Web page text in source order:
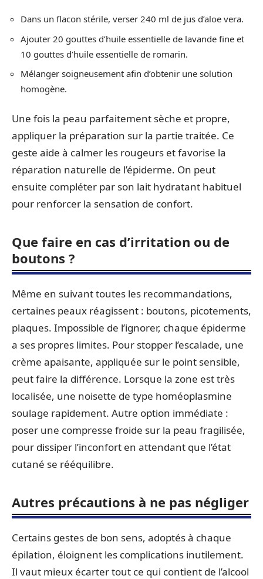
Dans un flacon stérile, verser 240 ml de jus d’aloe vera.
Ajouter 20 gouttes d’huile essentielle de lavande fine et
10 gouttes d’huile essentielle de romarin.
Mélanger soigneusement afin d’obtenir une solution
homogène.
Une fois la peau parfaitement sèche et propre,
appliquer la préparation sur la partie traitée. Ce
geste aide à calmer les rougeurs et favorise la
réparation naturelle de l’épiderme. On peut
ensuite compléter par son lait hydratant habituel
pour renforcer la sensation de confort.
Que faire en cas d’irritation ou de
boutons ?
Même en suivant toutes les recommandations,
certaines peaux réagissent : boutons, picotements,
plaques. Impossible de l’ignorer, chaque épiderme
a ses propres limites. Pour stopper l’escalade, une
crème apaisante, appliquée sur le point sensible,
peut faire la différence. Lorsque la zone est très
localisée, une noisette de type homéoplasmine
soulage rapidement. Autre option immédiate :
poser une compresse froide sur la peau fragilisée,
pour dissiper l’inconfort en attendant que l’état
cutané se rééquilibre.
Autres précautions à ne pas négliger
Certains gestes de bon sens, adoptés à chaque
épilation, éloignent les complications inutilement.
Il vaut mieux écarter tout ce qui contient de l’alcool